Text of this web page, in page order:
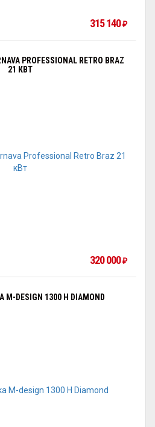
315 140₽
PROFESSIONAL RETRO BRAZ
21 КВТ
320 000₽
DESIGN 1300 H DIAMOND